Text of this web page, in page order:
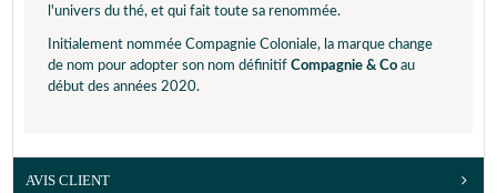
l'univers du thé, et qui fait toute sa renommée.
Initialement nommée Compagnie Coloniale, la marque change
de nom pour adopter son nom définitif Compagnie & Co au
début des années 2020.
AVIS CLIENT